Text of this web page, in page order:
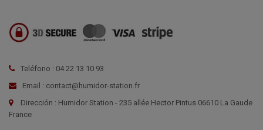
Teléfono : 04 22 13 10 93
Email : contact@humidor-station.fr
Dirección : Humidor Station - 235 allée Hector Pintus 06610 La Gaude
France